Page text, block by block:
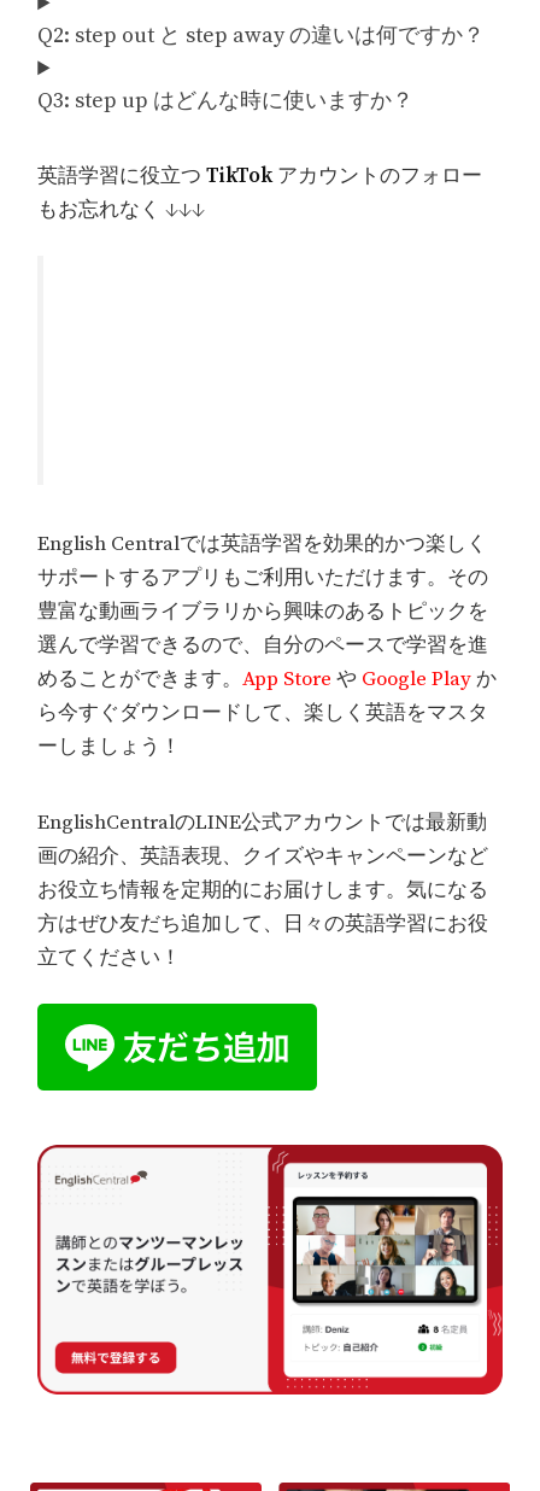
Q2: step out と step away の違いは何ですか？
Q3: step up はどんな時に使いますか？
英語学習に役立つTikTokアカウントのフォロー
もお忘れなく ↓↓↓
English Centralでは英語学習を効果的かつ楽しく
サポートするアプリもご利用いただけます。その
豊富な動画ライブラリから興味のあるトピックを
選んで学習できるので、自分のペースで学習を進
めることができます。App Store や Google Playか
ら今すぐダウンロードして、楽しく英語をマスタ
ーしましょう！
EnglishCentralのLINE公式アカウントでは最新動
画の紹介、英語表現、クイズやキャンペーンなど
お役立ち情報を定期的にお届けします。気になる
方はぜひ友だち追加して、日々の英語学習にお役
立てください！